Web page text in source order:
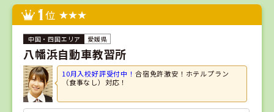
1位
愛媛県
八幡浜自動車教習所
10月入校好評受付中！ 合宿免許激安！ホテルプラン
（食事なし）対応！